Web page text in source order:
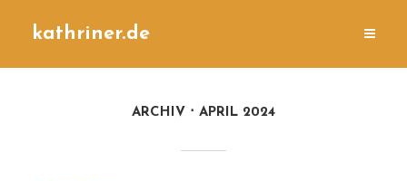
kathriner.de
ARCHIV APRIL 2024